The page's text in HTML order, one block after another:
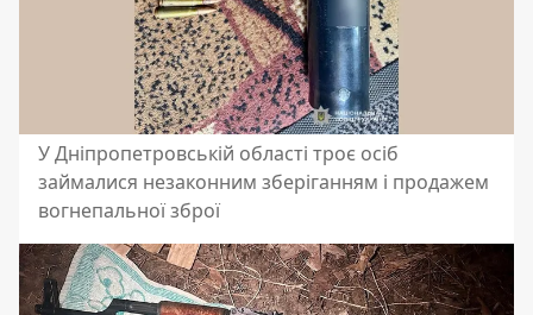
У Дніпропетровській області троє осіб
займалися незаконним зберіганням і продажем
вогнепальної зброї